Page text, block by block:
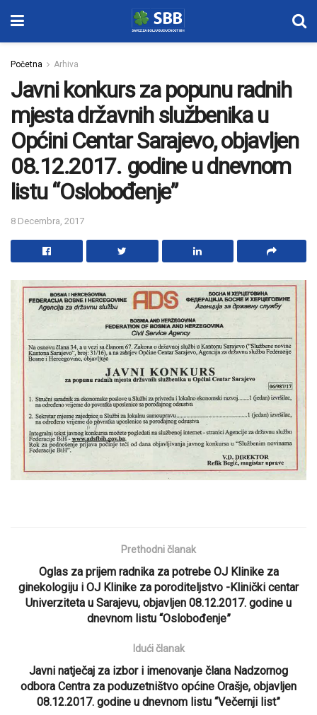
Početna Arhiva
Javni konkurs za popunu radnih
mjesta državnih službenika u
Općini Centar Sarajevo, objavljen
08.12.2017. godine u dnevnom
listu “Oslobođenje”
8 Decembra, 2017
Prethodni članak
Oglas za prijem radnika za potrebe OJ Klinike za
ginekologiju i OJ Klinike za poroditeljstvo -Klinički centar
Univerziteta u Sarajevu, objavljen 08.12.2017. godine u
dnevnom listu “Oslobođenje”
Idući članak
Javni natječaj za izbor i imenovanje člana Nadzornog
odbora Centra za poduzetništvo općine Orašje, objavljen
08.12.2017. godine u dnevnom listu “Večernji list”